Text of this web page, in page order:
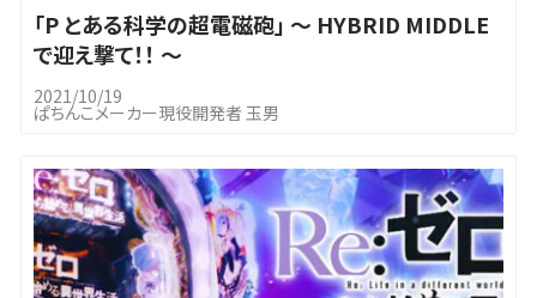
｢P とある科学の超電磁砲」 ～ HYBRID MIDDLE
で迎え撃て！！ ～
2021/10/19
ぱちんこメーカー現役開発者 玉男